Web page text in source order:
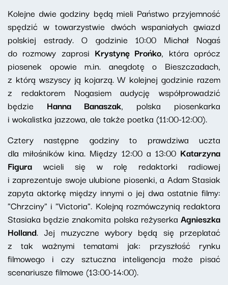
Kolejne dwie godziny będą mieli Państwo przyjemność
spędzić w towarzystwie dwóch wspaniałych gwiazd
polskiej estrady. O godzinie 10:00 Michał Nogaś
do rozmowy zaprosi Krystynę Prońko, która oprócz
piosenek opowie m.in. anegdotę o Bieszczadach,
z którą wszyscy ją kojarzą. W kolejnej godzinie razem
z redaktorem Nogasiem audycję współprowadzić
będzie Hanna Banaszak, polska piosenkarka
i wokalistka jazzowa, ale także poetka (11:00-12:00).
Cztery następne godziny to prawdziwa uczta
dla miłośników kina. Między 12:00 a 13:00 Katarzyna
Figura wcieli się w rolę redaktorki radiowej
i zaprezentuje swoje ulubione piosenki, a Adam Stasiak
zapyta aktorkę między innymi o jej dwa ostatnie filmy:
"Chrzciny" i "Victoria". Kolejną rozmówczynią redaktora
Stasiaka będzie znakomita polska reżyserka Agnieszka
Holland. Jej muzyczne wybory będą się przeplatać
z tak ważnymi tematami jak: przyszłość rynku
filmowego i czy sztuczna inteligencja może pisać
scenariusze filmowe (13:00-14:00).